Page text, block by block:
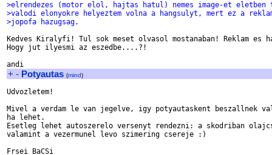
>elrendezes (motor elol, hajtas hatul) nemes image-et
>valodi elonyokre helyeztem volna a hangsulyt, mert ez a
>jopofa hazugsag.
Kedves Kiralyfi! Tul sok meset olvasol mostanaban! Reklam es
Hogy jut ilyesmi az eszedbe....?!
+ - Potyautas (mind)
Udvozletem!
Mivel a verdam le van jegelve, igy potyautaskent beszallnek
ha lehet.
Esetleg lehet autoszerelo versenyt rendezni: a skodriban
valamint a vezermunel levo szimering csereje :)